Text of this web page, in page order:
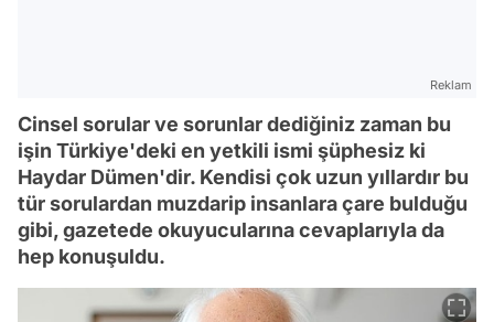
Reklam
Cinsel sorular ve sorunlar dediğiniz zaman bu
işin Türkiye'deki en yetkili ismi şüphesiz ki
Haydar Dümen'dir. Kendisi çok uzun yıllardır bu
tür sorulardan muzdarip insanlara çare bulduğu
gibi, gazetede okuyucularına cevaplarıyla da
hep konuşuldu.